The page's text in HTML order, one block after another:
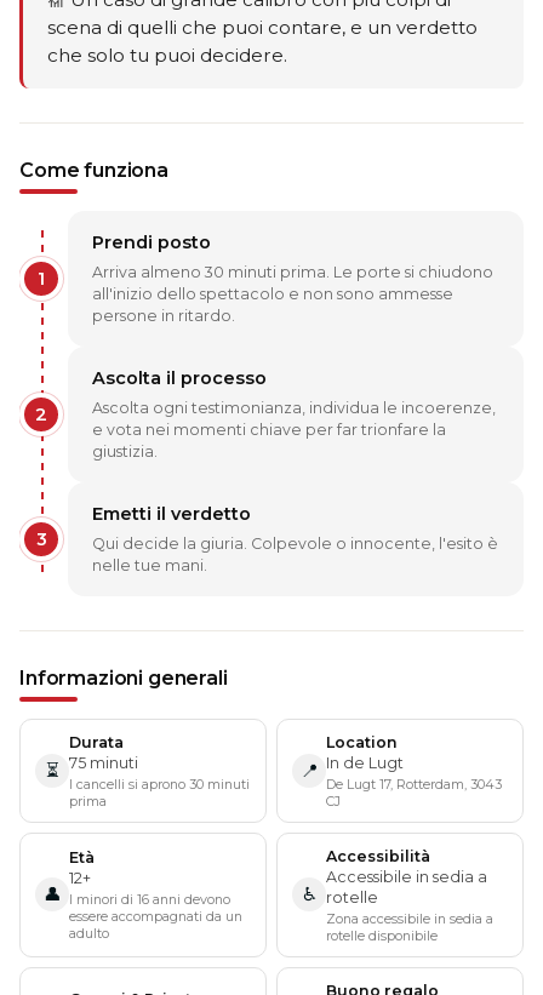
scena di quelli che puoi contare, e un verdetto
che solo tu puoi decidere.
Come funziona
1
Prendi posto
Arriva almeno 30 minuti prima. Le porte si chiudono
all'inizio dello spettacolo e non sono ammesse
persone in ritardo.
2
Ascolta il processo
Ascolta ogni testimonianza, individua le incoerenze,
e vota nei momenti chiave per far trionfare la
giustizia.
3
Emetti il verdetto
Qui decide la giuria. Colpevole o innocente, l'esito è
nelle tue mani.
Informazioni generali
⏳
Durata
75 minuti
I cancelli si aprono 30 minuti
prima
📍
Location
In de Lugt
De Lugt 17, Rotterdam, 3043
CJ
👤
Età
12+
I minori di 16 anni devono
essere accompagnati da un
adulto
♿
Accessibilità
Accessibile in sedia a
rotelle
Zona accessibile in sedia a
rotelle disponibile
Buono regalo